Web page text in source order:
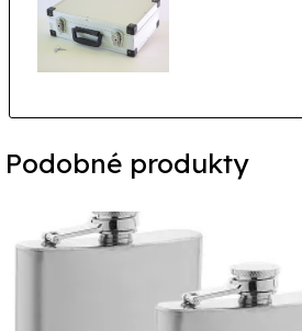
Podobné produkty